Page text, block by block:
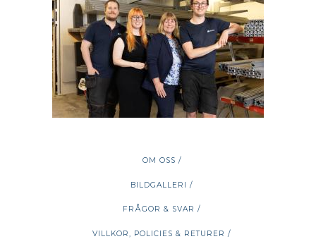
OM OSS /
BILDGALLERI /
FRÅGOR & SVAR /
VILLKOR, POLICIES & RETURER /